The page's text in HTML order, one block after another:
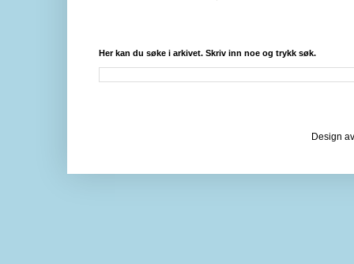
Her kan du søke i arkivet. Skriv inn noe og trykk søk.
Design